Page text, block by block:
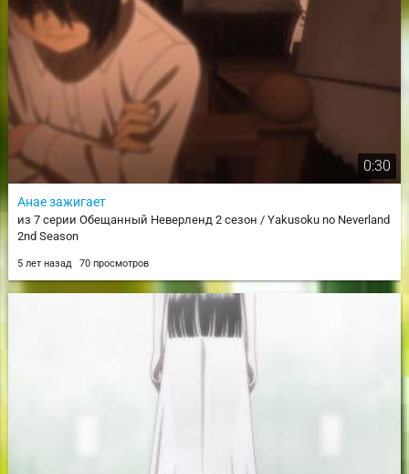
0:30
Анае зажигает
из 7 серии Обещанный Неверленд 2 сезон / Yakusoku no Neverland
2nd Season
5 лет назад 70 просмотров